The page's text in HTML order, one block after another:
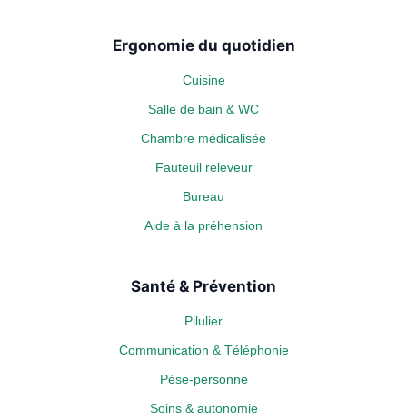
Ergonomie du quotidien
Cuisine
Salle de bain & WC
Chambre médicalisée
Fauteuil releveur
Bureau
Aide à la préhension
Santé & Prévention
Pilulier
Communication & Téléphonie
Pèse-personne
Soins & autonomie